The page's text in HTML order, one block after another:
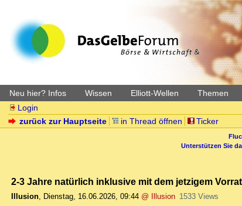
Neu hier? Infos Wissen Elliott-Wellen Themen
Login
zurück zur Hauptseite
in Thread öffnen Ticker
Unterstützen Sie
2-3 Jahre natürlich inklusive mit dem jetzigem
Illusion, Dienstag, 16.06.2026, 09:44 @ Illusion 1533 Views